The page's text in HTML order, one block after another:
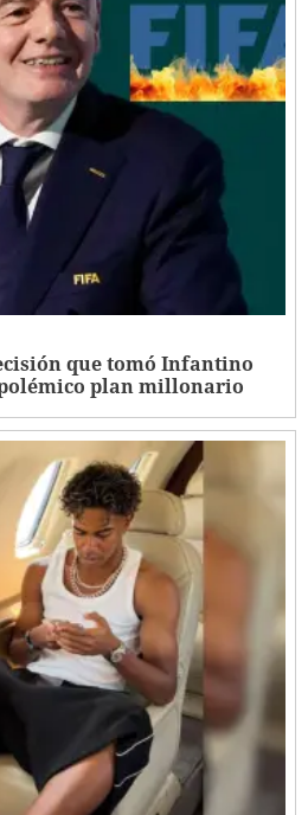
que tomó Infantino
plan millonario